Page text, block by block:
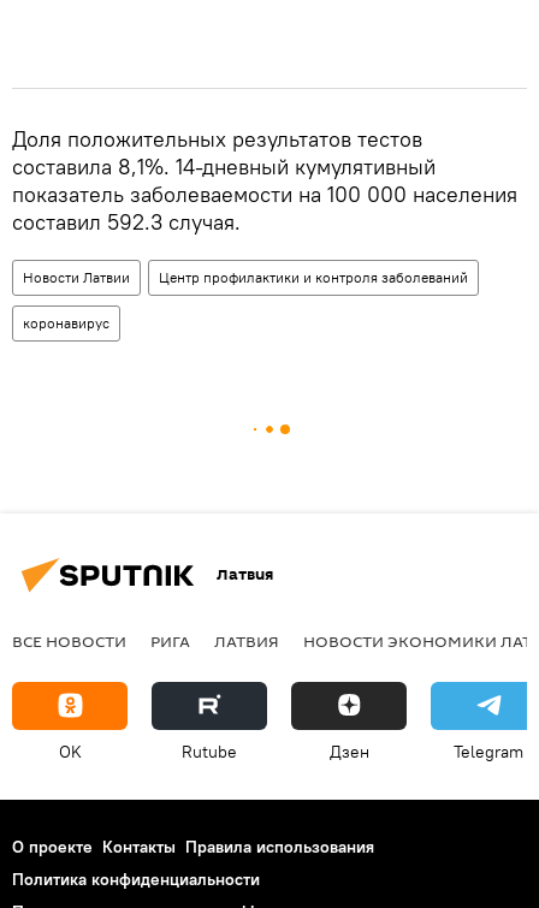
Доля положительных результатов тестов
составила 8,1%. 14-дневный кумулятивный
показатель заболеваемости на 100 000 населения
составил 592.3 случая.
Новости Латвии Центр профилактики и контроля заболеваний
коронавирус
Латвия
ВСЕ НОВОСТИ РИГА ЛАТВИЯ НОВОСТИ ЭКОНОМИКИ
OK Rutube Дзен Telegram
О проекте Контакты Правила использования
Политика конфиденциальности